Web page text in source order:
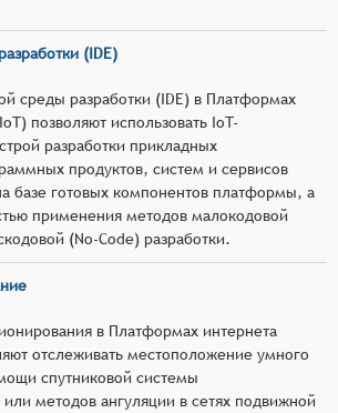
(IDE)
среды разработки (IDE) в Платформах
позволяют использовать IoT-
разработки прикладных
продуктов, систем и сервисов
базе готовых компонентов платформы, а
применения методов малокодовой
(No-Code) разработки.
в Платформах интернета
отслеживать местоположение умного
спутниковой системы
методов ангуляции в сетях подвижной